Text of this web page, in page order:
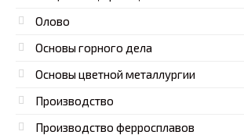
Олово
Основы горного дела
Основы цветной металлургии
Производство
Производство ферросплавов